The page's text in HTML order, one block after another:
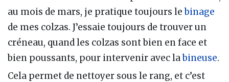
au mois de mars, je pratique toujours lebinage
de mes colzas. J’essaie toujours de trouver un
créneau, quand les colzas sont bien en face et
bien poussants, pour intervenir avec labineuse.
Cela permet de nettoyer sous le rang, et c’est